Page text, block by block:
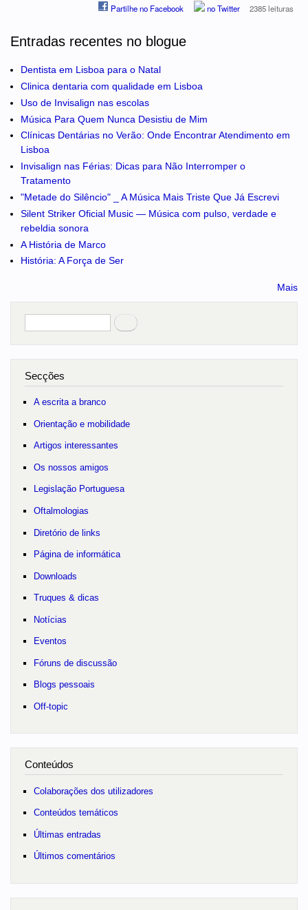
Partilhe no Facebook no Twitter 2385 leituras
Entradas recentes no blogue
Dentista em Lisboa para o Natal
Clinica dentaria com qualidade em Lisboa
Uso de Invisalign nas escolas
Música Para Quem Nunca Desistiu de Mim
Clínicas Dentárias no Verão: Onde Encontrar Atendimento em
Lisboa
Invisalign nas Férias: Dicas para Não Interromper o
Tratamento
"Metade do Silêncio" _ A Música Mais Triste Que Já Escrevi
Silent Striker Oficial Music — Música com pulso, verdade e
rebeldia sonora
A História de Marco
História: A Força de Ser
Mais
Pesquisar
Secções
A escrita a branco
Orientação e mobilidade
Artigos interessantes
Os nossos amigos
Legislação Portuguesa
Oftalmologias
Diretório de links
Página de informática
Downloads
Truques & dicas
Notícias
Eventos
Fóruns de discussão
Blogs pessoais
Off-topic
Conteúdos
Colaborações dos utilizadores
Conteúdos temáticos
Últimas entradas
Últimos comentários